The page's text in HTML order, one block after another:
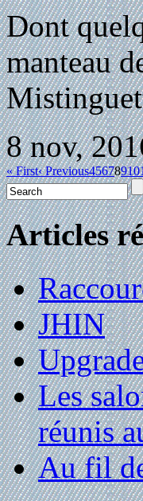
Dont
manteau
8 nov,
« First‹ Previous45678910
Articles
JHIN
Les
réunis
Au fil